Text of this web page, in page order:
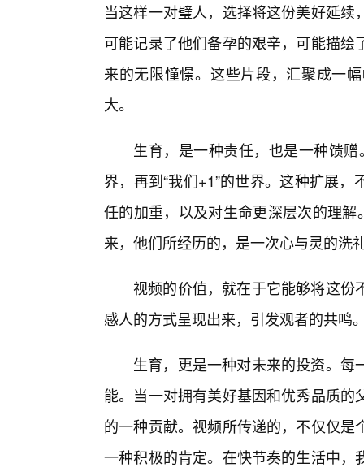
当这样一对璧人，选择将这份美好延
可能记录了他们备孕的艰辛，可能描
来的无限憧憬。这些片段，汇聚成一
大。
生育，是一种责任，也是一种馈赠
界，再到“我们+1”的世界。这种扩展
任的加重，以及对生命更深层次的理
来，他们所经历的，是一次心与灵的洗
视频的价值，就在于它能够将这
感人的方式呈现出来，引发观者的共鸣
生育，更是一种对未来的投资。
能。当一对拥有美好基因和优秀品质
的一种贡献。视频所传递的，不仅仅
一种积极的肯定。在快节奏的生活中